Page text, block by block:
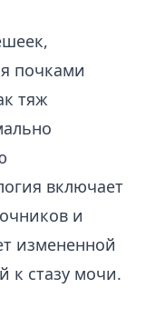
почками
тяж
включает
и
измененной
к стазу мочи.